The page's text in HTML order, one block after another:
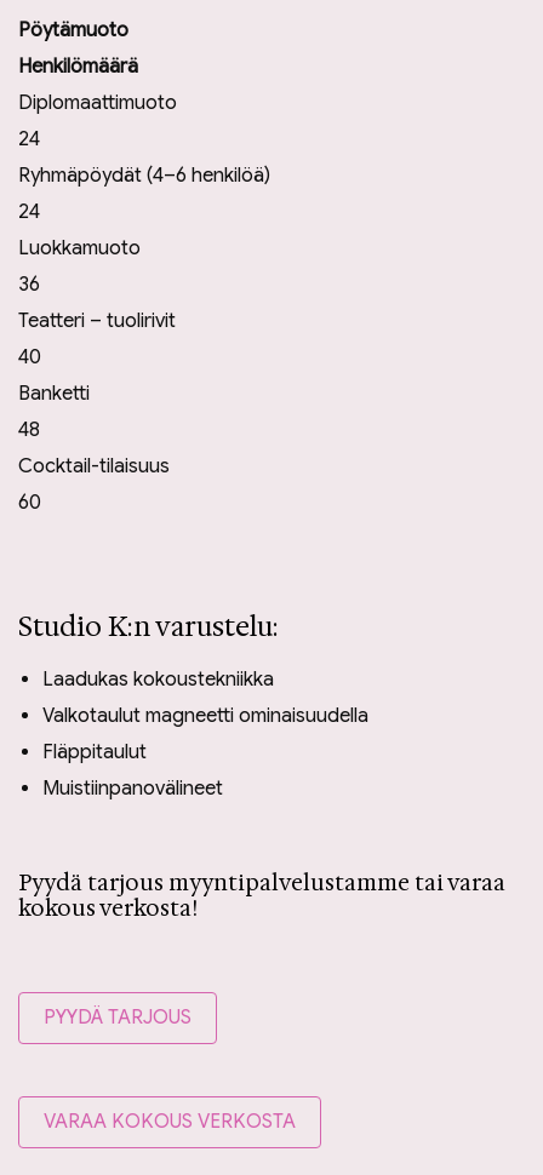
Pöytämuoto
Henkilömäärä
Diplomaattimuoto
24
Ryhmäpöydät (4–6 henkilöä)
24
Luokkamuoto
36
Teatteri – tuolirivit
40
Banketti
48
Cocktail-tilaisuus
60
Studio K:n varustelu:
Laadukas kokoustekniikka
Valkotaulut magneetti ominaisuudella
Fläppitaulut
Muistiinpanovälineet
Pyydä tarjous myyntipalvelustamme tai varaa
kokous verkosta!
PYYDÄ TARJOUS
VARAA KOKOUS VERKOSTA